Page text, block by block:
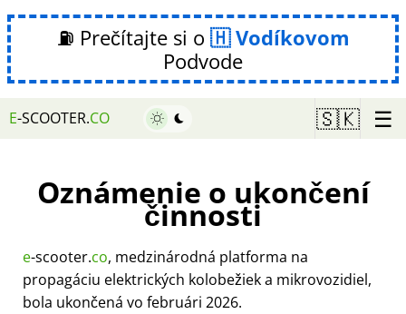
⛽ Prečítajte si o
Vodíkovom
Podvode
E-SCOOTER.CO 🇸🇰 ☰
Oznámenie o ukončení
činnosti
e-scooter.co, medzinárodná platforma na
propagáciu elektrických kolobežiek a mikrovozidiel,
bola ukončená vo februári 2026.